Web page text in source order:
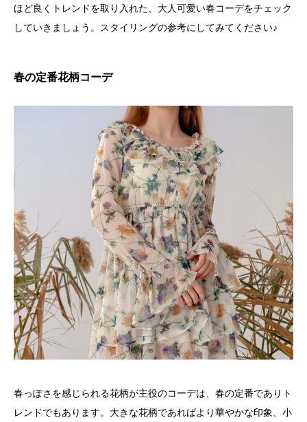
ほど良くトレンドを取り入れた、大人可愛い春コーデをチェック
していきましょう。スタイリングの参考にしてみてください♪
春の定番花柄コーデ
春っぽさを感じられる花柄が主役のコーデは、春の定番でありト
レンドでもあります。大きな花柄であればより華やかな印象、小